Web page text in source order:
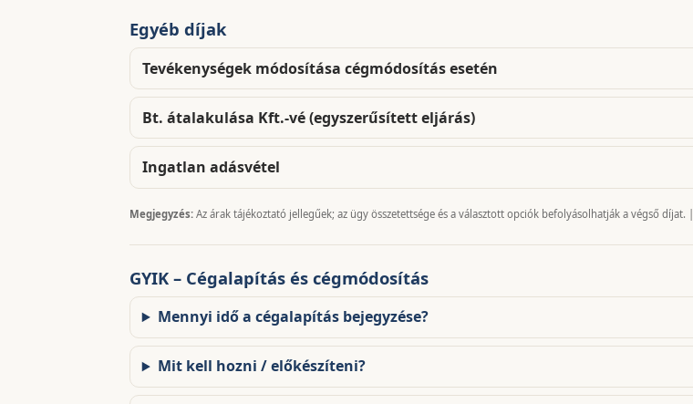
Egyéb díjak
Tevékenységek módosítása cégmódosítás esetén
Bt. átalakulása Kft.-vé (egyszerűsített eljárás)
Ingatlan adásvétel
Megjegyzés: Az árak tájékoztató jellegűek; az ügy összetettsége és a választott opciók befolyásolhatják a végső díjat. |
GYIK – Cégalapítás és cégmódosítás
Mennyi idő a cégalapítás bejegyzése?
Mit kell hozni / előkészíteni?